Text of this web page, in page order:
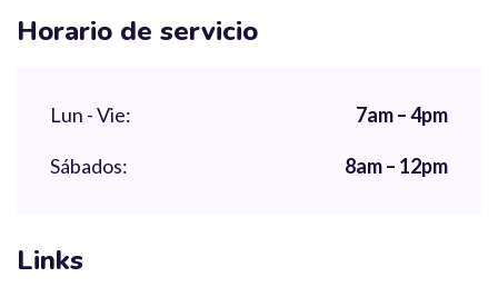
Horario de servicio
Lun - Vie: 7am – 4pm
Sábados: 8am – 12pm
Links